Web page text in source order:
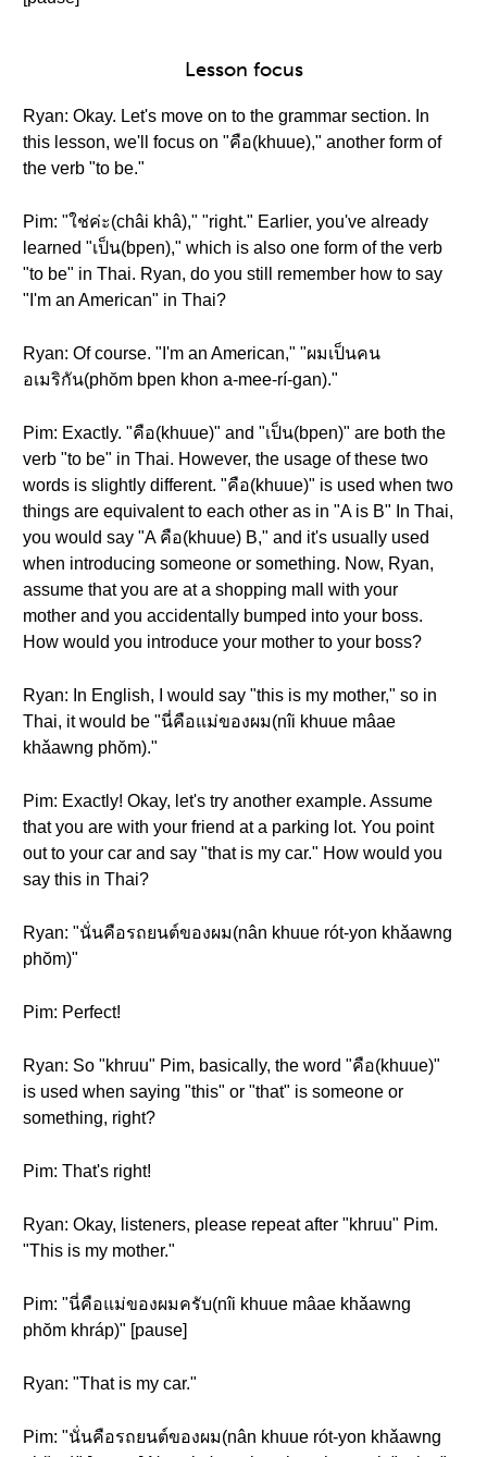
Lesson focus
Ryan: Okay. Let's move on to the grammar section. In
this lesson, we'll focus on "คือ(khuue)," another form of
the verb "to be."
Pim: "ใช่ค่ะ(châi khâ)," "right." Earlier, you've already
learned "เป็น(bpen)," which is also one form of the verb
"to be" in Thai. Ryan, do you still remember how to say
"I'm an American" in Thai?
Ryan: Of course. "I'm an American," "ผมเป็นคน
อเมริกัน(phŏm bpen khon a-mee-rí-gan)."
Pim: Exactly. "คือ(khuue)" and "เป็น(bpen)" are both the
verb "to be" in Thai. However, the usage of these two
words is slightly different. "คือ(khuue)" is used when two
things are equivalent to each other as in "A is B" In Thai,
you would say "A คือ(khuue) B," and it's usually used
when introducing someone or something. Now, Ryan,
assume that you are at a shopping mall with your
mother and you accidentally bumped into your boss.
How would you introduce your mother to your boss?
Ryan: In English, I would say "this is my mother," so in
Thai, it would be "นี่คือแม่ของผม(nîi khuue mâae
khǎawng phŏm)."
Pim: Exactly! Okay, let's try another example. Assume
that you are with your friend at a parking lot. You point
out to your car and say "that is my car." How would you
say this in Thai?
Ryan: "นั่นคือรถยนต์ของผม(nân khuue rót-yon khǎawng
phŏm)"
Pim: Perfect!
Ryan: So "khruu" Pim, basically, the word "คือ(khuue)"
is used when saying "this" or "that" is someone or
something, right?
Pim: That's right!
Ryan: Okay, listeners, please repeat after "khruu" Pim.
"This is my mother."
Pim: "นี่คือแม่ของผมครับ(nîi khuue mâae khǎawng
phŏm khráp)" [pause]
Ryan: "That is my car."
Pim: "นั่นคือรถยนต์ของผม(nân khuue rót-yon khǎawng